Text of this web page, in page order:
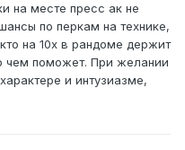
на месте пресс ак не
по перкам на технике,
на 10х в рандоме держит
чем поможет. При желании
и интузиазме,